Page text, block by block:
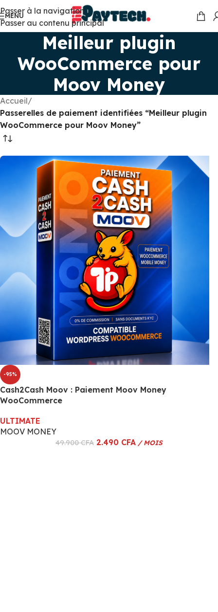
Passer à la navigation
Passer au contenu principal
MENU
Meilleur plugin
WooCommerce pour
Moov Money
Accueil/
Passerelles de paiement identifiées “Meilleur plugin
WooCommerce pour Moov Money”
-95%
Cash2Cash Moov : Paiement Moov Money
WooCommerce
ULTIMATE
MOOV MONEY
49.900CFA 2.490 CFA / MOIS